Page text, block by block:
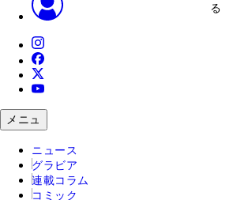
る
メニュ
ニュース
グラビア
連載コラム
コミック